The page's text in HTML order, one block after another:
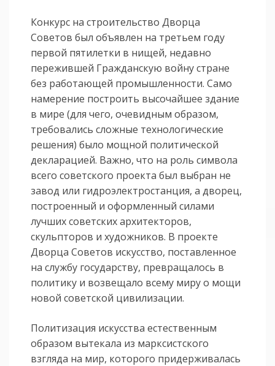
Конкурс на строительство Дворца
Советов был объявлен на третьем году
первой пятилетки в нищей, недавно
пережившей Гражданскую войну стране
без работающей промышленности. Само
намерение построить высочайшее здание
в мире (для чего, очевидным образом,
требовались сложные технологи­ческие
решения) было мощной политической
декларацией. Важно, что на роль симво­ла
всего советского проекта был выбран не
завод или гидроэлектростан­ция, а дворец,
построенный и оформленный силами
лучших советских архи­текто­ров,
скульпторов и художников. В проекте
Дворца Советов искусство, постав­ленное
на службу государству, превращалось в
политику и возвещало всему миру о мощи
новой советской цивилизации.
Политизация искусства естественным
образом вытекала из марксистского
взгляда на мир, которого придерживалась